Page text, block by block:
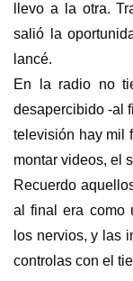
llevo a la otra.
salió la
lancé.
En la radio no
desapercibido -al
televisión hay mil
montar videos, el
Recuerdo
al final era como
los nervios, y las
controlas con el